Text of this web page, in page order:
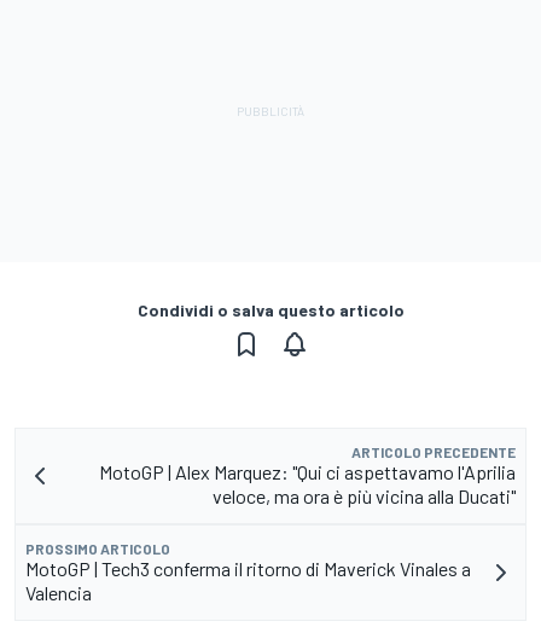
Condividi o salva questo articolo
ARTICOLO PRECEDENTE
MotoGP | Alex Marquez: "Qui ci aspettavamo l'Aprilia
veloce, ma ora è più vicina alla Ducati"
PROSSIMO ARTICOLO
MotoGP | Tech3 conferma il ritorno di Maverick Vinales a
Valencia